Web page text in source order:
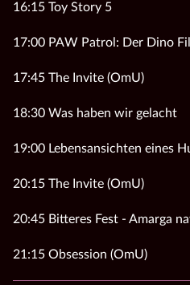
16:15 Toy Story 5
17:00 PAW Patrol: Der Dino
17:45 The Invite (OmU)
18:30 Was haben wir gelacht
19:00 Lebensansichten eines
20:15 The Invite (OmU)
20:45 Bitteres Fest - Amarga
21:15 Obsession (OmU)